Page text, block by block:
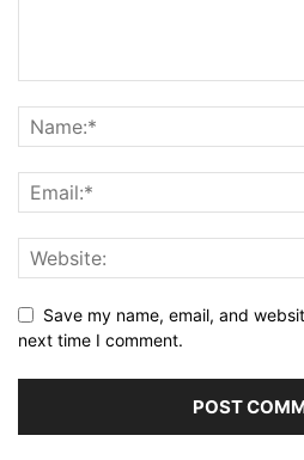
Save my name, email, and
next time I comment.